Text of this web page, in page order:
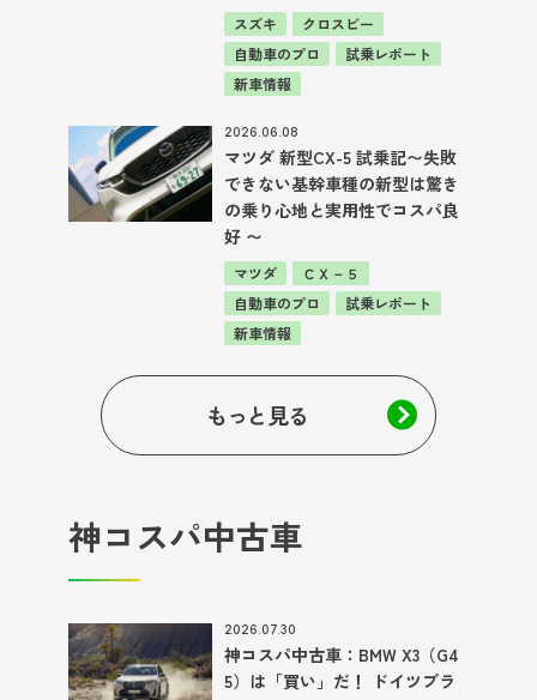
スズキ
クロスビー
自動車のプロ
試乗レポート
新車情報
2026.06.08
マツダ 新型CX-5 試乗記〜失敗
できない基幹車種の新型は驚き
の乗り心地と実用性でコスパ良
好 〜
マツダ
ＣＸ－５
自動車のプロ
試乗レポート
新車情報
もっと見る
神コスパ中古車
2026.07.30
神コスパ中古車：BMW X3（G4
5）は「買い」だ！ ドイツブラ